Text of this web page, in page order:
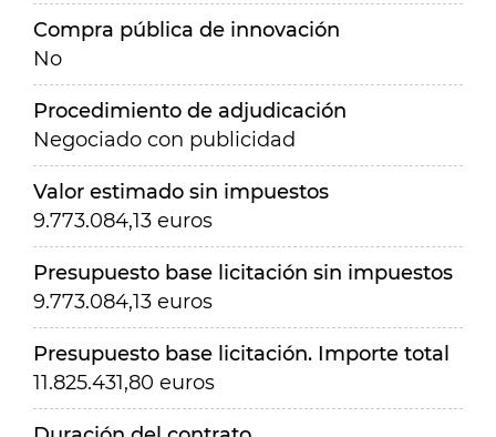
Compra pública de innovación
No
Procedimiento de adjudicación
Negociado con publicidad
Valor estimado sin impuestos
9.773.084,13 euros
Presupuesto base licitación sin impuestos
9.773.084,13 euros
Presupuesto base licitación. Importe total
11.825.431,80 euros